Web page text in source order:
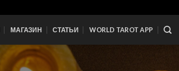
МАГАЗИН СТАТЬИ WORLD TAROT APP